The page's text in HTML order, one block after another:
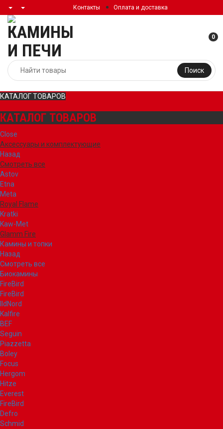
Контакты Оплата и доставка
Поиск
0
КАТАЛОГ ТОВАРОВ
КАТАЛОГ ТОВАРОВ
Close
Аксессуары и комплектующие
Назад
Смотреть все
Astov
Etna
Meta
Royal Flame
Kratki
Kaw-Met
Glamm Fire
Камины и топки
Назад
Смотреть все
Биокамины
FireBird
FireBird
IldNord
Kalfire
BEF
Seguin
Piazzetta
Boley
Focus
Hergom
Hitze
Everest
FireBird
Defro
Schmid